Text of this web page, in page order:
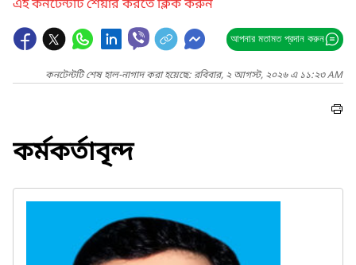
এই কনটেন্টটি শেয়ার করতে ক্লিক করুন
আপনার মতামত প্রদান করুন
কনটেন্টটি শেষ হাল-নাগাদ করা হয়েছে: রবিবার, ২ আগস্ট, ২০২৬ এ ১১:২৩ AM
কর্মকর্তাবৃন্দ